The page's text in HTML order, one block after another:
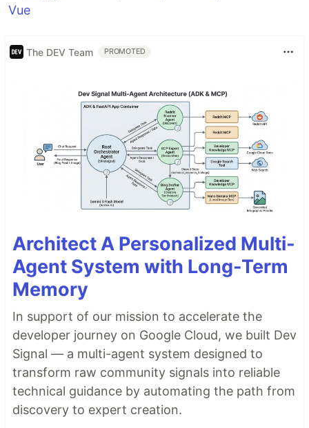
Vue
The DEV Team PROMOTED
Architect A Personalized Multi-
Agent System with Long-Term
Memory
In support of our mission to accelerate the
developer journey on Google Cloud, we built Dev
Signal — a multi-agent system designed to
transform raw community signals into reliable
technical guidance by automating the path from
discovery to expert creation.